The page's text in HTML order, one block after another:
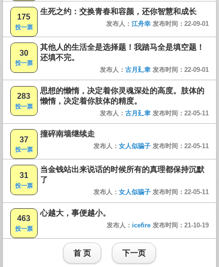
175
投一票
生死之约：交换青春和容颜，还你智慧和成长
发布人： 江舟幸 发布时间：22-09-01
30
投一票
其他人的生活全是选择题！我踏马全是填空题！
还填不完。
发布人： 古月廴聿 发布时间：22-09-01
283
投一票
思想的懒惰，决定着你灵魂深处的高度。肢体的
懒惰，决定着你肢体的精度。
发布人： 古月廴聿 发布时间：22-05-11
37
投一票
撞碎南墙继续走
发布人： 女人似骗子 发布时间：22-05-11
31
投一票
当金钱站出来说话的时候所有的真理都保持沉默
了
发布人： 女人似骗子 发布时间：22-05-11
463
投一票
心越大，事便越小。
发布人： icefire 发布时间：21-10-19
首 页 下一页